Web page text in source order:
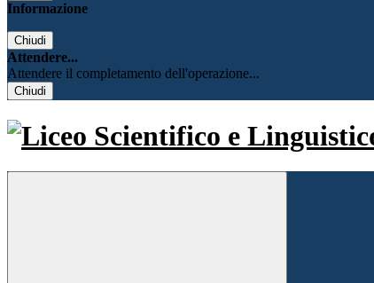
Informazione
Chiudi
Attendere...
Attendere il completamento dell'operazione...
Chiudi